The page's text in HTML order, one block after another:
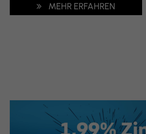
MEHR ERFAHREN